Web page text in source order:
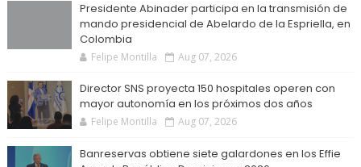
Presidente Abinader participa en la transmisión de
mando presidencial de Abelardo de la Espriella, en
Colombia
Felipe Montilla Aug 07, 2026
Director SNS proyecta 150 hospitales operen con
mayor autonomía en los próximos dos años
Felipe Montilla Aug 07, 2026
Banreservas obtiene siete galardones en los Effie